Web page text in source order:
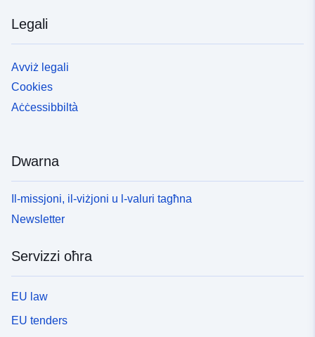
Legali
Avviż legali
Cookies
Aċċessibbiltà
Dwarna
Il-missjoni, il-viżjoni u l-valuri tagħna
Newsletter
Servizzi oħra
EU law
EU tenders